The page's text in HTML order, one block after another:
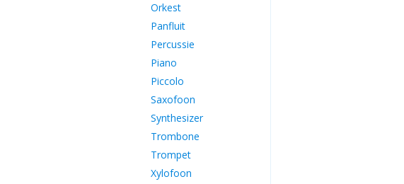
Orkest
Panfluit
Percussie
Piano
Piccolo
Saxofoon
Synthesizer
Trombone
Trompet
Xylofoon